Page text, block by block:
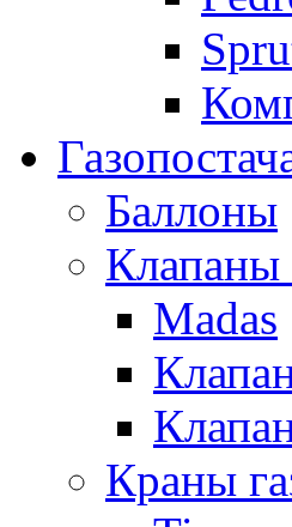
Баллоны
Клапаны
Madas
Краны